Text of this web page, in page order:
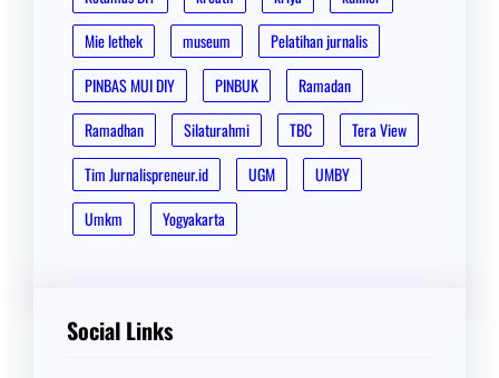
Mie lethek
museum
Pelatihan jurnalis
PINBAS MUI DIY
PINBUK
Ramadan
Ramadhan
Silaturahmi TBC
Tera View
Tim Jurnalispreneur.id
UGM
UMBY
Umkm
Yogyakarta
Social Links